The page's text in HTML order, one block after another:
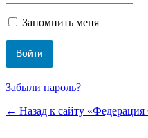
Запомнить меня
Забыли пароль?
← Назад к сайту